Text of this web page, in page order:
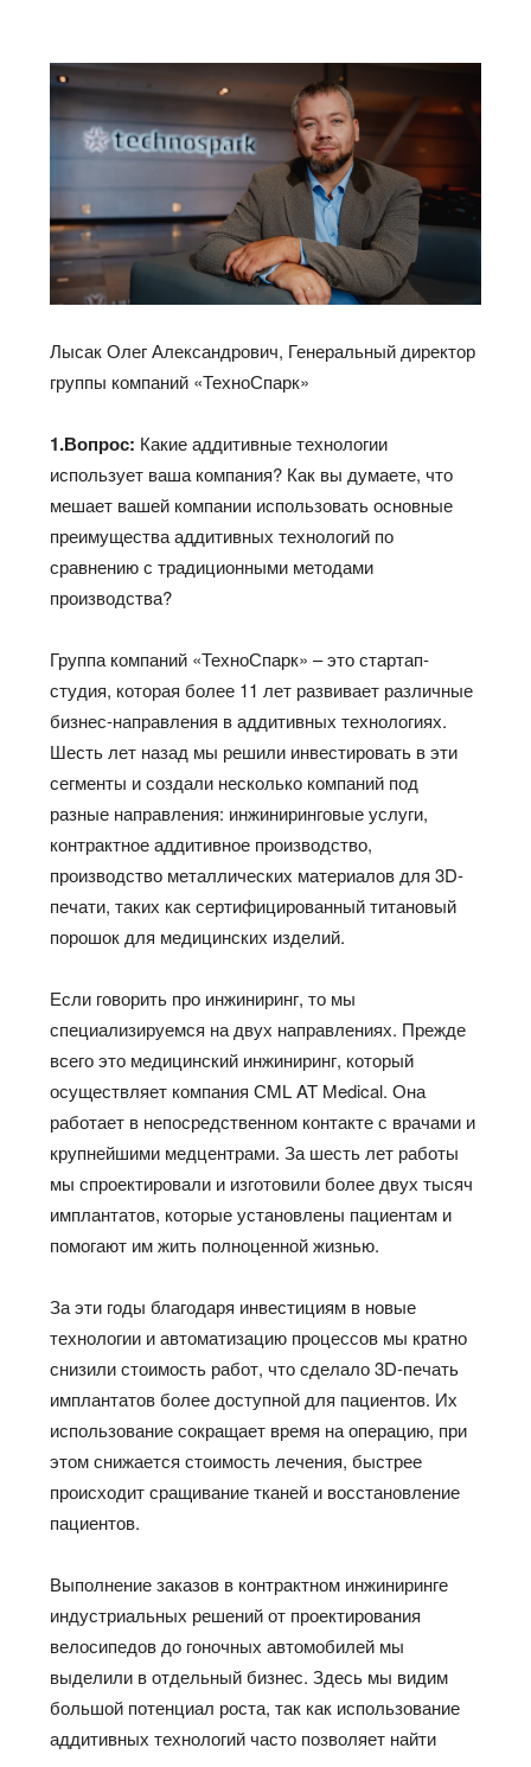
Лысак Олег Александрович, Генеральный директор
группы компаний «ТехноСпарк»
1.Вопрос: Какие аддитивные технологии
использует ваша компания? Как вы думаете, что
мешает вашей компании использовать основные
преимущества аддитивных технологий по
сравнению с традиционными методами
производства?
Группа компаний «ТехноСпарк» – это стартап-
студия, которая более 11 лет развивает различные
бизнес-направления в аддитивных технологиях.
Шесть лет назад мы решили инвестировать в эти
сегменты и создали несколько компаний под
разные направления: инжиниринговые услуги,
контрактное аддитивное производство,
производство металлических материалов для 3D-
печати, таких как сертифицированный титановый
порошок для медицинских изделий.
Если говорить про инжиниринг, то мы
специализируемся на двух направлениях. Прежде
всего это медицинский инжиниринг, который
осуществляет компания СML AT Medical. Она
работает в непосредственном контакте с врачами и
крупнейшими медцентрами. За шесть лет работы
мы спроектировали и изготовили более двух тысяч
имплантатов, которые установлены пациентам и
помогают им жить полноценной жизнью.
За эти годы благодаря инвестициям в новые
технологии и автоматизацию процессов мы кратно
снизили стоимость работ, что сделало 3D-печать
имплантатов более доступной для пациентов. Их
использование сокращает время на операцию, при
этом снижается стоимость лечения, быстрее
происходит сращивание тканей и восстановление
пациентов.
Выполнение заказов в контрактном инжиниринге
индустриальных решений от проектирования
велосипедов до гоночных автомобилей мы
выделили в отдельный бизнес. Здесь мы видим
большой потенциал роста, так как использование
аддитивных технологий часто позволяет найти